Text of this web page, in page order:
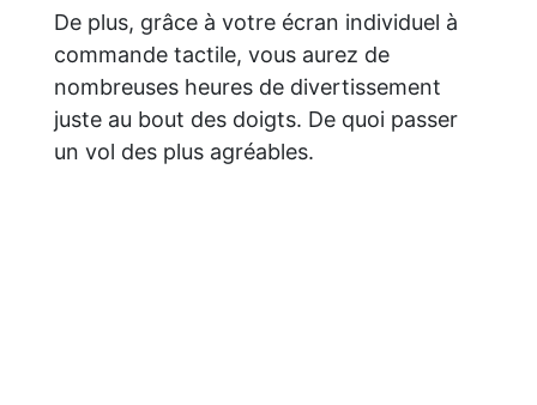
De plus, grâce à votre écran individuel à
commande tactile, vous aurez de
nombreuses heures de divertissement
juste au bout des doigts. De quoi passer
un vol des plus agréables.